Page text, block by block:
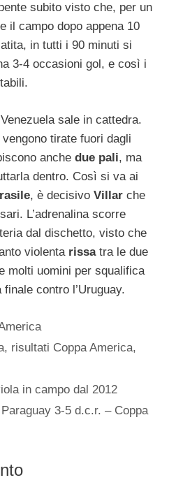
subito visto che, per un
il campo dopo appena 10
in tutti i 90 minuti si
3-4 occasioni gol, e così i
sale in cattedra.
tirate fuori dagli
anche due pali, ma
dentro. Così si va ai
, è decisivo Villar che
L’adrenalina scorre
dal dischetto, visto che
violenta rissa tra le due
molti uomini per squalifica
contro l’Uruguay.
, risultati Coppa America,
in campo dal 2012
3-5 d.c.r. – Coppa